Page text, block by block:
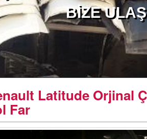
BIZE
Latitude Orjinal
Far